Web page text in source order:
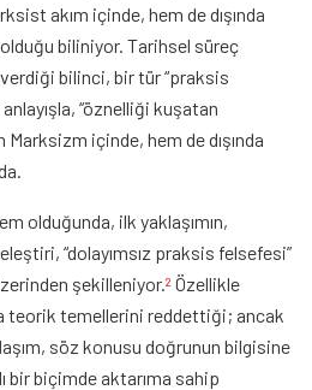
akım içinde, hem de dışında
biliniyor. Tarihsel süreç
bilinci, bir tür “praksis
“öznelliği kuşatan
Marksizm içinde, hem de dışında
olduğunda, ilk yaklaşımın,
“dolayımsız praksis felsefesi”
şekilleniyor. 2 Özellikle
teorik temellerini reddettiği; ancak
söz konusu doğrunun bilgisine
bir biçimde aktarıma sahip